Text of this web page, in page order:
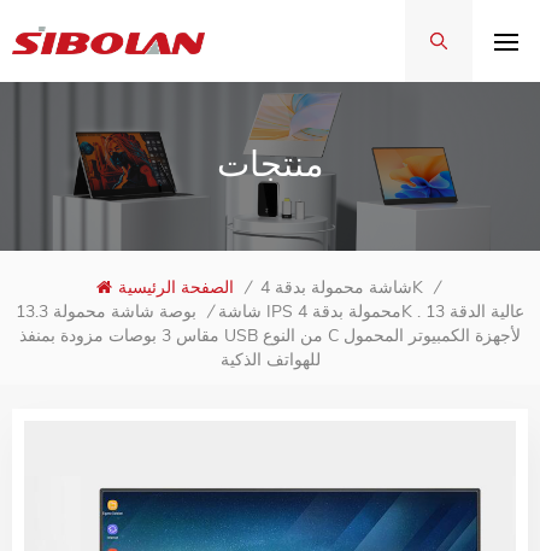
منتجات
الصفحة الرئيسية / شاشة محمولة بدقة 4K /
13.3 بوصة شاشة محمولة / شاشة IPS محمولة بدقة 4K عالية الدقة 13 .
مقاس 3 بوصات مزودة بمنفذ USB من النوع C لأجهزة الكمبيوتر المحمول
للهواتف الذكية